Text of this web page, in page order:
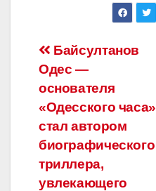
Навигация
по
записям
Байсултанов
Одес —
основателя
«Одесского часа»
стал автором
биографического
триллера,
увлекающего